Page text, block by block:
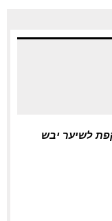
לשיער יבש